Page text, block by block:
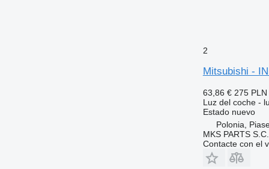
2
Mitsubishi -
63,86 € 275 PLN
Luz del coche -
Estadonuevo
Polonia,
MKS PARTS S.C.
Contacte con el